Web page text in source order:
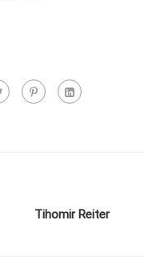
Tihomir Reiter